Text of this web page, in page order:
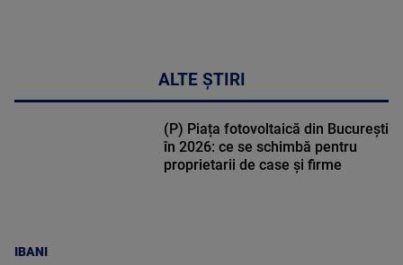
ALTE ȘTIRI
IBANI
(P) Piața fotovoltaică din București
în 2026: ce se schimbă pentru
proprietarii de case și firme